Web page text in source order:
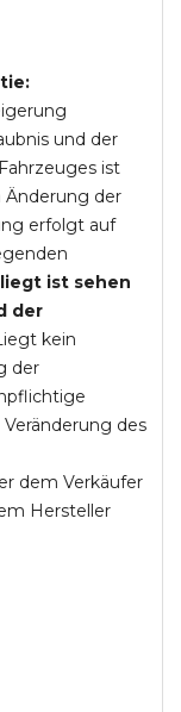
und der
ist
der
erfolgt auf
ist sehen
der
kein
der
des
dem Verkäufer
Hersteller